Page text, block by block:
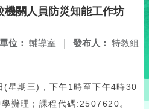
關人員防災知能工作坊
發布人： 特教組
位： 輔導室 |
(星期三)，下午1時至下午4時30
辦理；課程代碼:2507620。